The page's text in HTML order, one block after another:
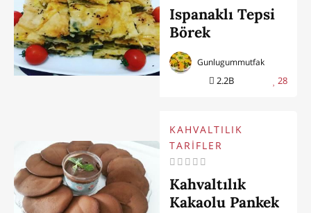
Ispanaklı Tepsi
Börek
2.2B 28
Gunlugummutfak
KAHVALTILIK
TARİFLER
Kahvaltılık
Kakaolu Pankek